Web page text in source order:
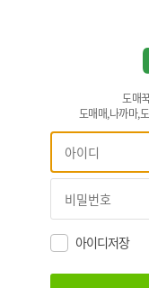
도매
도매매,나까마,
아이디저장